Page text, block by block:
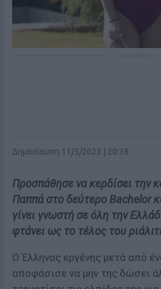
Δημοσίευση 11/5/2023 | 20:38
Προσπάθησε να κερδίσει την
Παππά στο δεύτερο Bachelor
γίνει γνωστή σε όλη την
φτάνει ως το τέλος του
Ο Έλληνας εργένης μετά από
αποφάσισε να μην της δώσει